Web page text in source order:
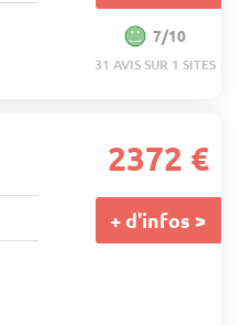
7/10
31 AVIS SUR 1 SITES
2372 €
+ d'infos >